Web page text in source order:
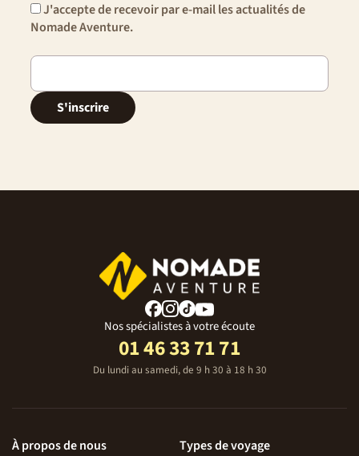
J'accepte de recevoir par e-mail les actualités de
Nomade Aventure.
S'inscrire
Nos spécialistes à votre écoute
01 46 33 71 71
Du lundi au samedi, de 9 h 30 à 18 h 30
À propos de nous Types de voyage